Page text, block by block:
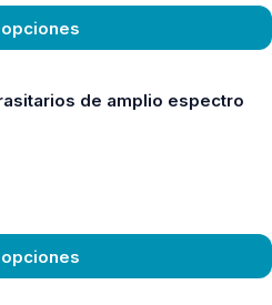
de amplio espectro